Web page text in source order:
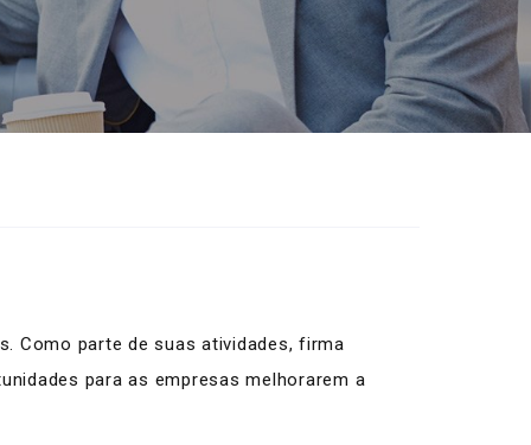
Como parte de suas atividades, firma
para as empresas melhorarem a